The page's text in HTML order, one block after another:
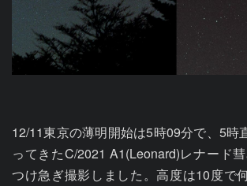
12/11東京の薄明開始は5時09分で、5時
ってきたC/2021 A1(Leonard)レナード
つけ急ぎ撮影しました。高度は10度で